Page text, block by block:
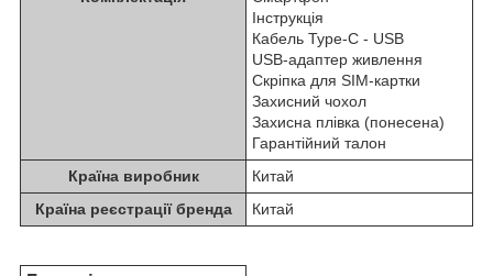
Інструкція
Кабель Type-C - USB
USB-адаптер живлення
Скріпка для SIM-картки
Захисний чохол
Захисна плівка (понесена)
Гарантійний талон
Країна виробник
Китай
Країна реєстрації бренда
Китай